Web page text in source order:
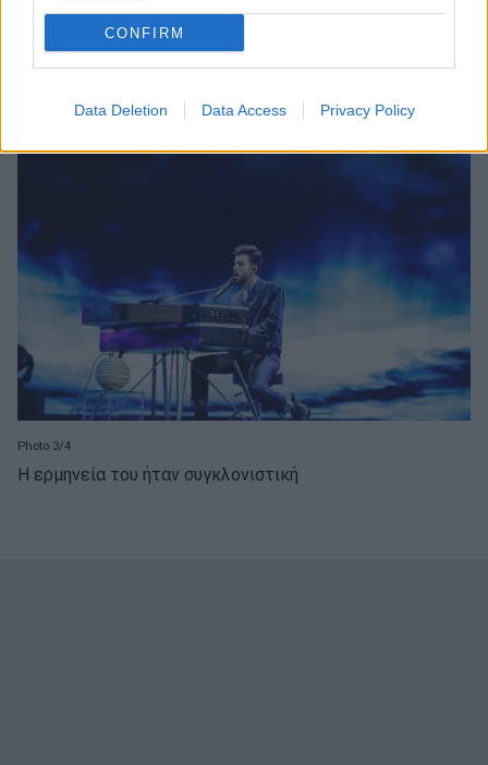
CONFIRM
Data Deletion Data Access Privacy Policy
καθισμένος στο πιάνο
Photo 3/4
Η ερμηνεία του ήταν συγκλονιστική